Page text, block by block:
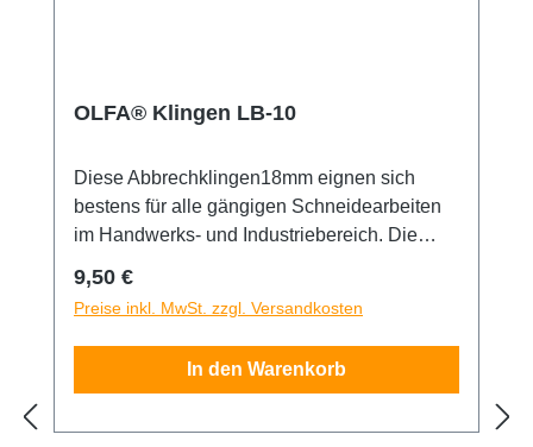
OLFA® Klingen LB-10
Diese Abbrechklingen18mm eignen sich
bestens für alle gängigen Schneidearbeiten
im Handwerks- und Industriebereich. Die
hochwertigem Karbonwerkzeugstahl
hergestellt, der im bewährten mehrstufigen
OLFA-Produktionsprozess bearbeitet wurde
und so für unvergleichliche Schärfe und
Eigenschaften der Klingen sind Langlebigkeit
Regulärer Preis:
9,50 €
Preise inkl. MwSt. zzgl. Versandkosten
In den Warenkorb